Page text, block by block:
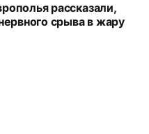
рассказали,
срыва в жару